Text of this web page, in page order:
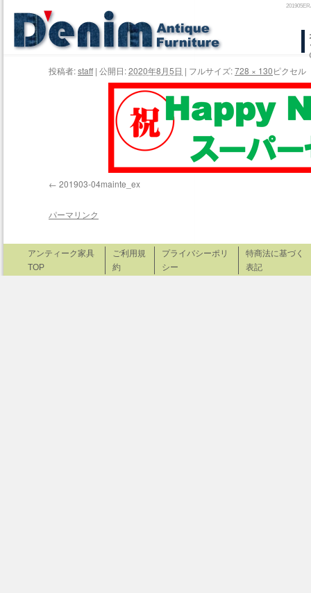
テ
ン
ツ
へ
プ
投稿者:staff | 公開日:2020年8月5日 | フルサイズ:728 × 130ピクセル
201903-04mainte_ex
パーマリンク
アンティーク家具
TOP
ご利用規
約
プライバシーポリ
シー
特商法に基づく
表記